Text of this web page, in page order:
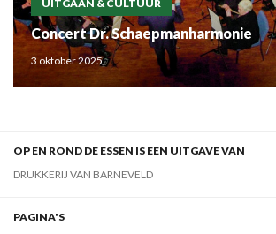
UITGAAN & CULTUUR
Concert Dr. Schaepmanharmonie
3 oktober 2025
OP EN ROND DE ESSEN IS EEN UITGAVE VAN
DRUKKERIJ VAN BARNEVELD
PAGINA'S